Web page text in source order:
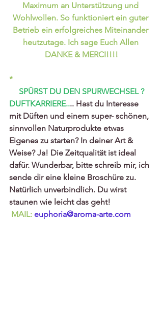
Maximum an Unterstützung und
Wohlwollen. So funktioniert ein guter
Betrieb ein erfolgreiches Miteinander
heutzutage. Ich sage Euch Allen
DANKE & MERCI!!!!
*
SPÜRST DU DEN SPURWECHSEL ?
DUFTKARRIERE.... Hast du Interesse
mit Düften und einem super- schönen,
sinnvollen Naturprodukte etwas
Eigenes zu starten? In deiner Art &
Weise? Ja! Die Zeitqualität ist ideal
dafür. Wunderbar, bitte schreib mir, ich
sende dir eine kleine Broschüre zu.
Natürlich unverbindlich. Du wirst
staunen wie leicht das geht!
MAIL: euphoria@aroma-arte.com